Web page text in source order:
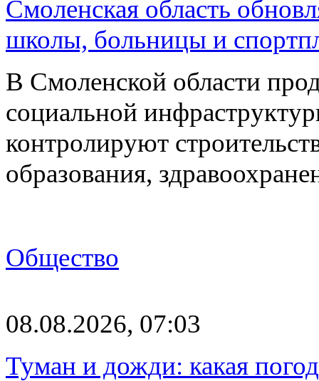
Смоленская область
школы, больницы и
В Смоленской области
социальной
контролируют
образования,
Общество
08.08.2026, 07:03
Туман и дожди: какая